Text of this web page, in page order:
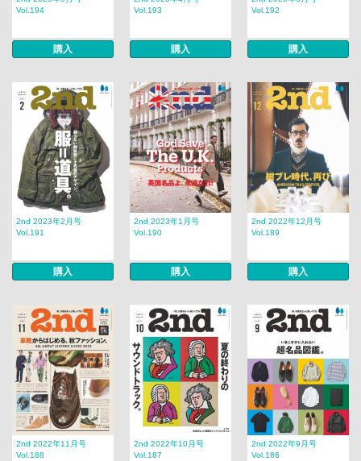
Vol.194
購入
Vol.193
購入
Vol.192
購入
2nd 2023年2月号
Vol.191
購入
2nd 2023年1月号
Vol.190
購入
2nd 2022年12月号
Vol.189
購入
2nd 2022年11月号
Vol.188
2nd 2022年10月号
Vol.187
2nd 2022年9月号
Vol.186